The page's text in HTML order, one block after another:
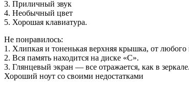
3. Приличный звук
4. Необычный цвет
5. Хорошая клавиатура.
Не понравилось:
1. Хлипкая и тоненькая верхняя крышка, от любого
2. Вся память находится на диске «С».
3. Глянцевый экран — все отражается, как в зеркале.
Хороший ноут со своими недостатками